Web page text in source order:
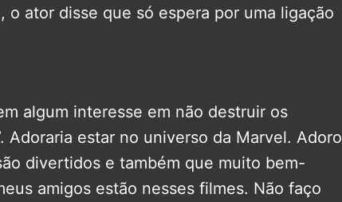
o ator disse que só espera por uma ligação
algum interesse em não destruir os
Adoraria estar no universo da Marvel. Adoro
divertidos e também que muito bem-
amigos estão nesses filmes. Não faço